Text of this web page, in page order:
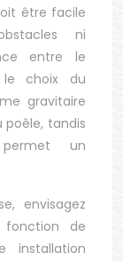
être facile
ni
entre le
choix du
gravitaire
poêle, tandis
permet un
envisagez
fonction de
installation